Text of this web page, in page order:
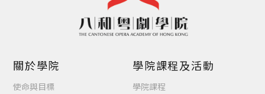
關於學院
使命與目標
學院課程及活動
學院課程